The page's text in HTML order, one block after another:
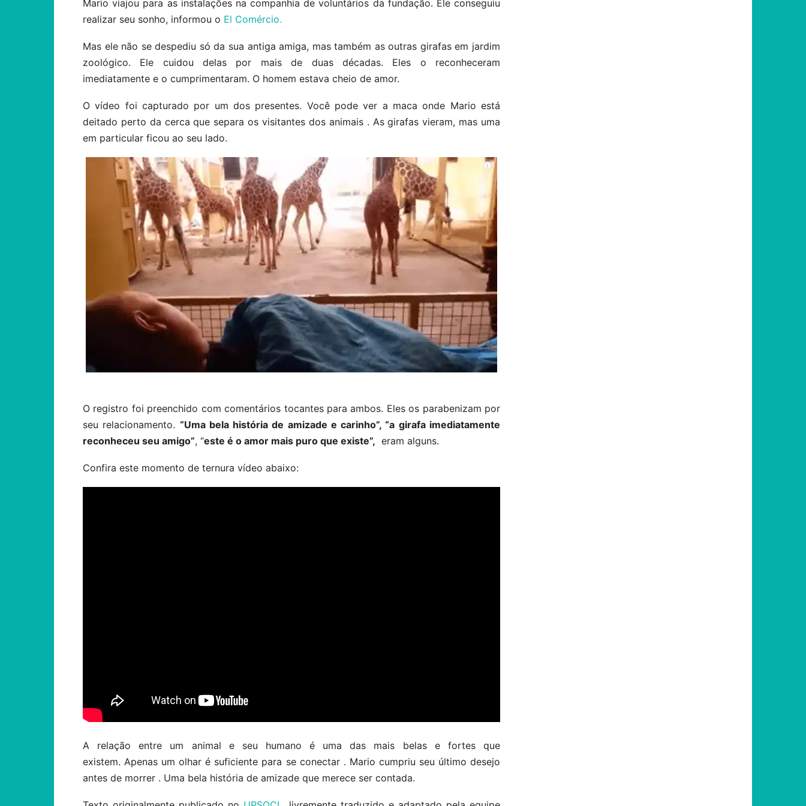
Mario viajou para as instalações na companhia de voluntários da fundação. Ele conseguiu
realizar seu sonho, informou o El Comércio.
Mas ele não se despediu só da sua antiga amiga, mas também as outras girafas em jardim
zoológico. Ele cuidou delas por mais de duas décadas. Eles o reconheceram
imediatamente e o cumprimentaram. O homem estava cheio de amor.
O vídeo foi capturado por um dos presentes. Você pode ver a maca onde Mario está
deitado perto da cerca que separa os visitantes dos animais . As girafas vieram, mas uma
em particular ficou ao seu lado.
O registro foi preenchido com comentários tocantes para ambos. Eles os parabenizam por
seu relacionamento. “Uma bela história de amizade e carinho”, “a girafa imediatamente
reconheceu seu amigo”, “este é o amor mais puro que existe”, eram alguns.
Confira este momento de ternura vídeo abaixo:
A relação entre um animal e seu humano é uma das mais belas e fortes que
existem. Apenas um olhar é suficiente para se conectar . Mario cumpriu seu último desejo
antes de morrer . Uma bela história de amizade que merece ser contada.